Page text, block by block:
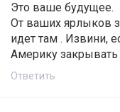
Это ваше будущее.
От ваших ярлыков
идет там . Извини,
Америку
Ответить